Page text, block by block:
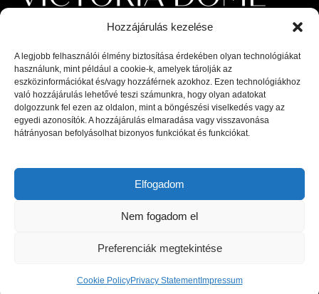
Hozzájárulás kezelése
A legjobb felhasználói élmény biztosítása érdekében olyan technológiákat
használunk, mint például a cookie-k, amelyek tárolják az
eszközinformációkat és/vagy hozzáférnek azokhoz. Ezen technológiákhoz
való hozzájárulás lehetővé teszi számunkra, hogy olyan adatokat
dolgozzunk fel ezen az oldalon, mint a böngészési viselkedés vagy az
egyedi azonosítók. A hozzájárulás elmaradása vagy visszavonása
hátrányosan befolyásolhat bizonyos funkciókat és funkciókat.
Elfogadom
Nem fogadom el
Preferenciák megtekintése
Cookie PolicyPrivacy StatementImpressum
Luxus beltéri és kültéri bútorok, valamint magas minőségű
kiegészítők a lakberendezési piac legnagyobb kiválóságaitól: olasz,
spanyol, portugál és skandináv dizájnerek díjnyertes termékei, a
1044 Budapest, Megyeri út 53.
Telefon: +36 30 8 177 177
Email: hello@victoriadome.com
LEGUTÓBBI BEJEGYZÉSEK